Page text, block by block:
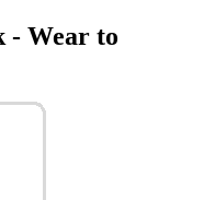
- Wear to